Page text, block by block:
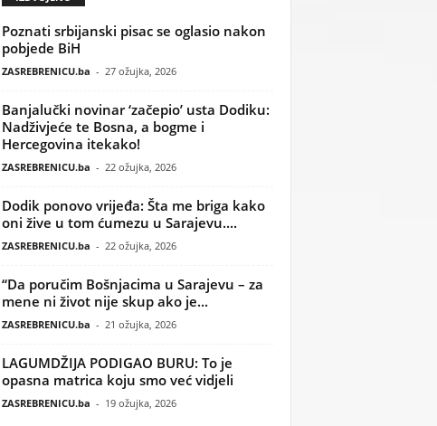
Poznati srbijanski pisac se oglasio nakon
pobjede BiH
ZASREBRENICU.ba - 27 ožujka, 2026
Banjalučki novinar ‘začepio’ usta Dodiku:
Nadživjeće te Bosna, a bogme i
Hercegovina itekako!
ZASREBRENICU.ba - 22 ožujka, 2026
Dodik ponovo vrijeđa: Šta me briga kako
oni žive u tom ćumezu u Sarajevu....
ZASREBRENICU.ba - 22 ožujka, 2026
“Da poručim Bošnjacima u Sarajevu – za
mene ni život nije skup ako je...
ZASREBRENICU.ba - 21 ožujka, 2026
LAGUMDŽIJA PODIGAO BURU: To je
opasna matrica koju smo već vidjeli
ZASREBRENICU.ba - 19 ožujka, 2026